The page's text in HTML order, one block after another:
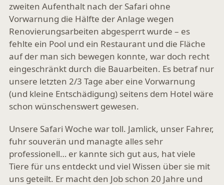
zweiten Aufenthalt nach der Safari ohne
Vorwarnung die Hälfte der Anlage wegen
Renovierungsarbeiten abgesperrt wurde – es
fehlte ein Pool und ein Restaurant und die Fläche
auf der man sich bewegen konnte, war doch recht
eingeschränkt durch die Bauarbeiten. Es betraf nur
unsere letzten 2/3 Tage aber eine Vorwarnung
(und kleine Entschädigung) seitens dem Hotel wäre
schon wünschenswert gewesen.
Unsere Safari Woche war toll. Jamlick, unser Fahrer,
fuhr souverän und managte alles sehr
professionell… er kannte sich gut aus, hat viele
Tiere für uns entdeckt und viel Wissen über sie mit
uns geteilt. Er macht den Job schon 20 Jahre und